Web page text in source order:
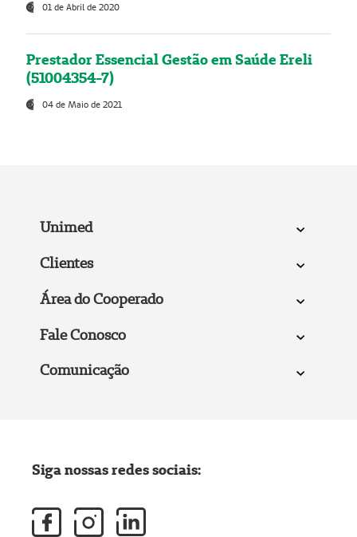
01 de Abril de 2020
Prestador Essencial Gestão em Saúde Ereli
(51004354-7)
04 de Maio de 2021
Unimed
Clientes
Área do Cooperado
Fale Conosco
Comunicação
Siga nossas redes sociais: